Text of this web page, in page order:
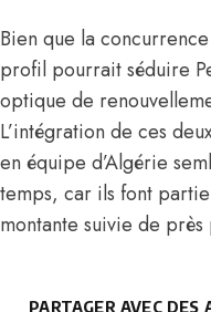
Bien que la
profil pourrait séduire
optique de
L’intégration de ces
en équipe d’Algérie
temps, car ils font
montante suivie de près
PARTAGER AVEC DES